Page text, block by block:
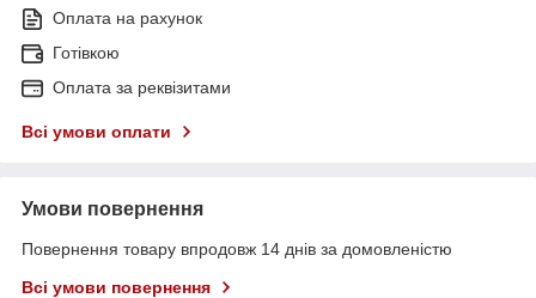
Оплата на рахунок
Готівкою
Оплата за реквізитами
Всі умови оплати
Умови повернення
Повернення товару впродовж 14 днів за домовленістю
Всі умови повернення